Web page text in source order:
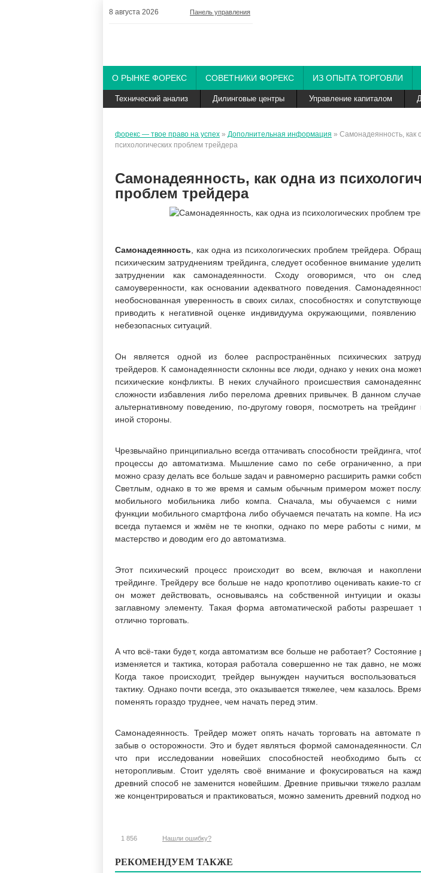
8 августа 2026 Панель управления
О РЫНКЕ ФОРЕКС СОВЕТНИКИ ФОРЕКС ИЗ ОПЫТА ТОРГОВЛИ
Технический анализ Дилинговые центры Управление капиталом
форекс — твое право на успех » Дополнительная информация » Самонадеянность, как
психологических проблем трейдера
Самонадеянность, как одна из
проблем трейдера
Самонадеянность , как одна из психологических проблем трейдера.
психическим затруднениям трейдинга, следует особенное внимание
затруднении как самонадеянности. Сходу оговоримся, что он
самоуверенности, как основании адекватного поведения.
необоснованная уверенность в своих силах, способностях и
приводить к негативной оценке индивидуума окружающими, появлению
небезопасных ситуаций.
Он является одной из более распространённых психических
трейдеров. К самонадеянности склонны все люди, однако у неких она
психические конфликты. В неких случайного происшествия
сложности избавления либо перелома древних привычек. В данном случае
альтернативному поведению, по-другому говоря, посмотреть на
иной стороны.
Чрезвычайно принципиально всегда оттачивать способности трейдинга,
процессы до автоматизма. Мышление само по себе ограниченно, а
можно сразу делать все больше задач и равномерно расширить рамки
Светлым, однако в то же время и самым обычным примером может
мобильного мобильника либо компа. Сначала, мы обучаемся с ними
функции мобильного смартфона либо обучаемся печатать на компе. На
всегда путаемся и жмём не те кнопки, однако по мере работы с ними,
мастерство и доводим его до автоматизма.
Этот психический процесс происходит во всем, включая и
трейдинге. Трейдеру все больше не надо кропотливо оценивать какие-то
он может действовать, основываясь на собственной интуиции и
заглавному элементу. Такая форма автоматической работы разрешает
отлично торговать.
А что всё-таки будет, когда автоматизм все больше не работает?
изменяется и тактика, которая работала совершенно не так давно, не
Когда такое происходит, трейдер вынужден научиться
тактику. Однако почти всегда, это оказывается тяжелее, чем казалось.
поменять гораздо труднее, чем начать перед этим.
Самонадеянность. Трейдер может опять начать торговать на автомате
забыв о осторожности. Это и будет являться формой самонадеянности.
что при исследовании новейших способностей необходимо быть
неторопливым. Стоит уделять своё внимание и фокусироваться на
древний способ не заменится новейшим. Древние привычки тяжело
же концентрироваться и практиковаться, можно заменить древний подход
1 856 Нашли ошибку?
РЕКОМЕНДУЕМ ТАКЖЕ